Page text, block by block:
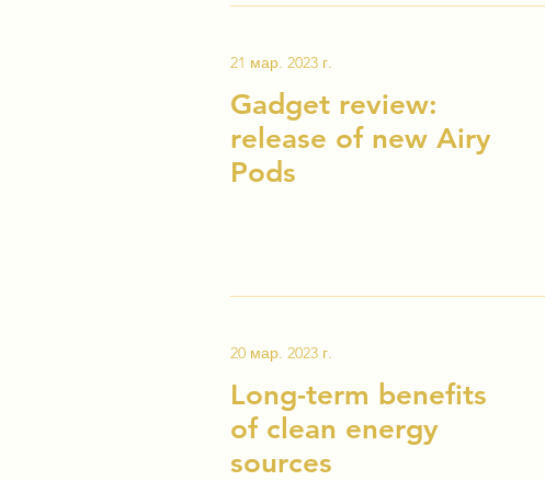
21 мар. 2023 г.
Gadget review:
release of new Airy
Pods
20 мар. 2023 г.
Long-term benefits
of clean energy
sources